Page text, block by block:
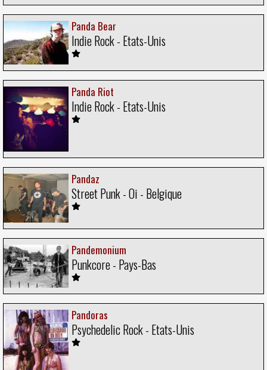
Panda Bear
Indie Rock - Etats-Unis
Panda Riot
Indie Rock - Etats-Unis
Pandaz
Street Punk - Oi - Belgique
Pandemonium
Punkcore - Pays-Bas
Pandoras
Psychedelic Rock - Etats-Unis